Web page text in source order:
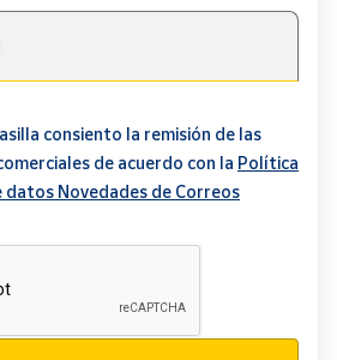
consiento la remisión de las
de acuerdo con la Política
datos Novedades de Correos